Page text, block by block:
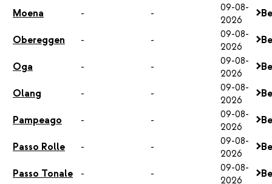
Moena - -
09-08-
2026
Obereggen - -
09-08-
2026
Oga - -
09-08-
2026
Olang - -
09-08-
2026
Pampeago - -
09-08-
2026
Passo Rolle - -
09-08-
2026
Passo Tonale - -
09-08-
2026